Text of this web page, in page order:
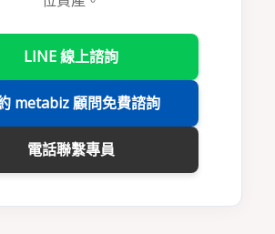
LINE 線上諮詢
metabiz 顧問免費諮詢
電話聯繫專員